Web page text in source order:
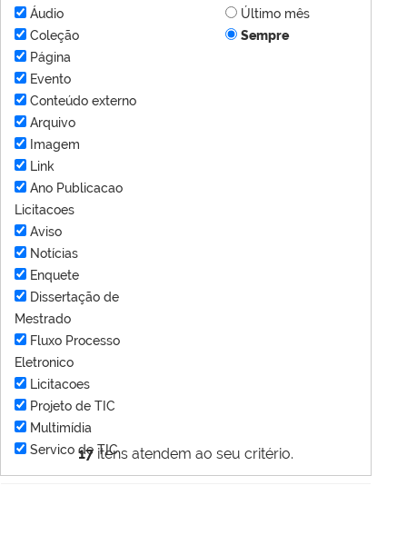
17 itens atendem ao seu critério.
Áudio
Coleção
Página
Evento
Conteúdo externo
Arquivo
Imagem
Link
Ano Publicacao
Licitacoes
Aviso
Notícias
Enquete
Dissertação de
Mestrado
Fluxo Processo
Eletronico
Licitacoes
Projeto de TIC
Multimídia
Servico de TIC
Último mês
Sempre